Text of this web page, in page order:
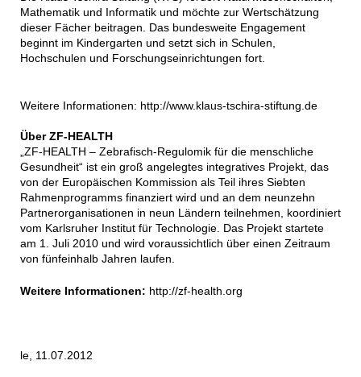
Mathematik und Informatik und möchte zur Wertschätzung
dieser Fächer beitragen. Das bundesweite Engagement
beginnt im Kindergarten und setzt sich in Schulen,
Hochschulen und Forschungseinrichtungen fort.
Weitere Informationen: http://www.klaus-tschira-stiftung.de
Über ZF-HEALTH
„ZF-HEALTH – Zebrafisch-Regulomik für die menschliche
Gesundheit“ ist ein groß angelegtes integratives Projekt, das
von der Europäischen Kommission als Teil ihres Siebten
Rahmenprogramms finanziert wird und an dem neunzehn
Partnerorganisationen in neun Ländern teilnehmen, koordiniert
vom Karlsruher Institut für Technologie. Das Projekt startete
am 1. Juli 2010 und wird voraussichtlich über einen Zeitraum
von fünfeinhalb Jahren laufen.
Weitere Informationen: http://zf-health.org
le, 11.07.2012